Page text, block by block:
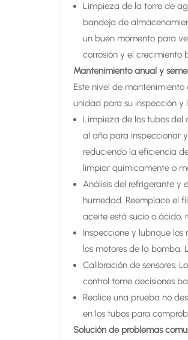
Limpieza de la torre de
bandeja de
un buen momento para
corrosión y el crecimiento
Mantenimiento anual y
Este nivel de
unidad para su inspección y
Limpieza de los tubos del
al año para inspeccionar
reduciendo la eficiencia
limpiar químicamente o
Análisis del refrigerante y
humedad. Reemplace el
aceite está sucio o ácido,
Inspeccione y lubrique
los motores de la bomba.
Calibración de sensores:
control tome decisiones
Realice una prueba no
en los tubos para
Solución de problemas